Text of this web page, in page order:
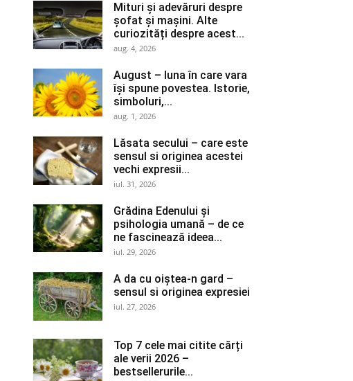
Mituri și adevăruri despre
șofat și mașini. Alte
curiozități despre acest...
aug. 4, 2026
August – luna în care vara
își spune povestea. Istorie,
simboluri,...
aug. 1, 2026
Lăsata secului – care este
sensul si originea acestei
vechi expresii...
iul. 31, 2026
Grădina Edenului și
psihologia umană – de ce
ne fascinează ideea...
iul. 29, 2026
A da cu oiștea-n gard –
sensul si originea expresiei
iul. 27, 2026
Top 7 cele mai citite cărți
ale verii 2026 –
bestsellerurile...